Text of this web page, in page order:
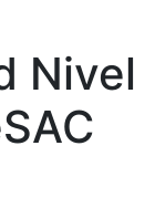
Nivel